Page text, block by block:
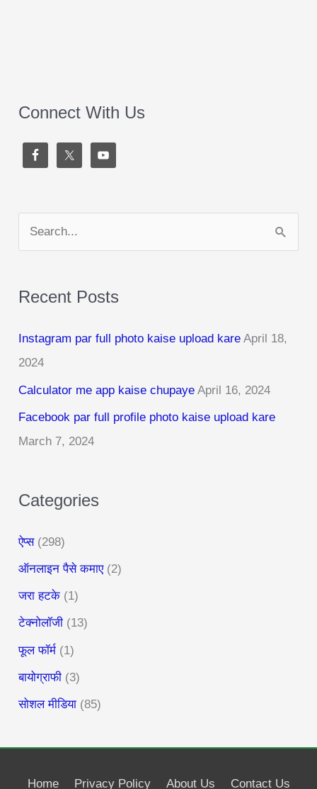
Connect With Us
e
r
h
f
o
r
:
Recent Posts
Instagram par full photo kaise upload kare April 18,
2024
Calculator me app kaise chupaye April 16, 2024
Facebook par full profile photo kaise upload kare
March 7, 2024
Categories
ऐप्स(298)
ऑनलाइन पैसे कमाए(2)
जरा हटके (1)
टेक्नोलॉजी (13)
फूल फॉर्म (1)
बायोग्राफी (3)
सोशल मीडिया (85)
Home Privacy Policy About Us Contact Us